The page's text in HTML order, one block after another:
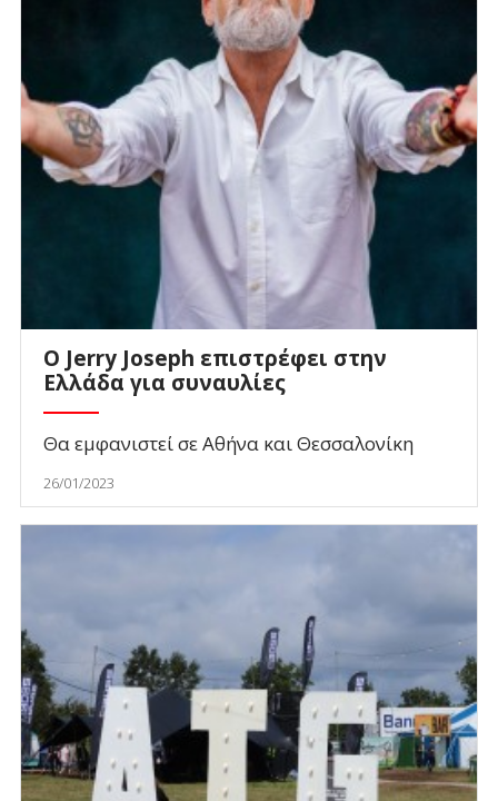
Ο Jerry Joseph επιστρέφει στην
Ελλάδα για συναυλίες
Θα εμφανιστεί σε Αθήνα και Θεσσαλονίκη
26/01/2023